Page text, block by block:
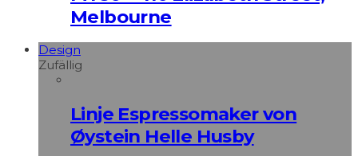
Melbourne
Design
Zufällig
Linje Espressomaker von
Øystein Helle Husby